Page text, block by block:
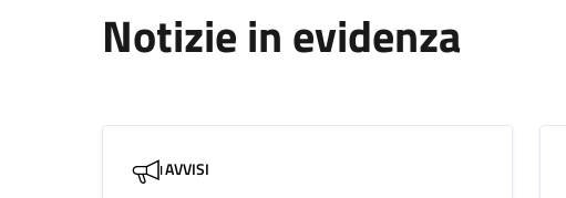
Notizie in evidenza
AVVISI